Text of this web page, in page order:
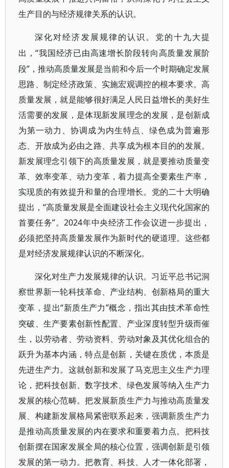
生产目的与经济规律关系的认识。
深化对经济发展规律的认识。党的十九大提
出，“我国经济已由高速增长阶段转向高质量发展阶
段”，推动高质量发展是当前和今后一个时期确定发展
思路、制定经济政策、实施宏观调控的根本要求。高
质量发展，就是能够很好满足人民日益增长的美好生
活需要的发展，是体现新发展理念的发展，是创新成
为第一动力、协调成为内生特点、绿色成为普遍形
态、开放成为必由之路、共享成为根本目的的发展。
新发展理念引领下的高质量发展，就是要推动质量变
革、效率变革、动力变革，着力提高全要素生产率，
实现质的有效提升和量的合理增长。党的二十大明确
提出，“高质量发展是全面建设社会主义现代化国家的
首要任务”。2024年中央经济工作会议进一步提出，
必须把坚持高质量发展作为新时代的硬道理。这些都
是对经济发展规律认识的不断深化。
深化对生产力发展规律的认识。习近平总书记洞
察世界新一轮科技革命、产业结构、创新格局的重大
变革，提出“新质生产力”概念，指出其由技术革命性
突破、生产要素创新性配置、产业深度转型升级而催
生，以劳动者、劳动资料、劳动对象及其优化组合的
跃升为基本内涵，特点是创新，关键在质优，本质是
先进生产力。这就创新和发展了马克思主义生产力理
论，把科技创新、数字技术、绿色发展等纳入生产力
发展的核心范畴。把发展新质生产力与推动高质量发
展、构建新发展格局紧密联系起来，强调新质生产力
是推动高质量发展的内在要求和重要着力点。把科技
创新摆在国家发展全局的核心位置，强调创新是引领
发展的第一动力。把教育、科技、人才一体化部署，